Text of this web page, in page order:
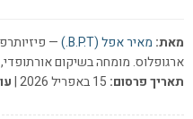
מאת: מאיר אפל (B.P.T.)
—
ארגופלוס. מומחה בשיקום אורתופדי,
תאריך פרסום: